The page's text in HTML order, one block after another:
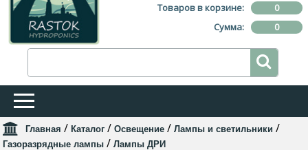
Товаров в корзине:
0
Сумма:
0
Главная / Каталог / Освещение / Лампы и светильники /
Газоразрядные лампы / Лампы ДРИ